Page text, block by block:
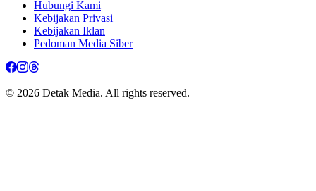
Hubungi Kami
Kebijakan Privasi
Kebijakan Iklan
Pedoman Media Siber
© 2026 Detak Media. All rights reserved.